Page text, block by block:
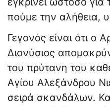
πούμε την αλήθεια,
Γεγονός είναι ότι ο
Διονύσιος
του πρύτανη του
Αγίου Αλεξάνδρου
σειρά σκανδάλων.